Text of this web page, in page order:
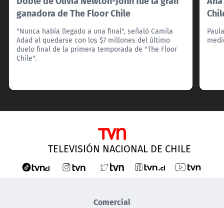
ganadora de The Floor Chile
"Nunca había llegado a una final", señaló Camila
Adad al quedarse con los $7 millones del último
duelo final de la primera temporada de "The Floor
Chile".
TELEVISIÓN NACIONAL DE CHILE
Comercial